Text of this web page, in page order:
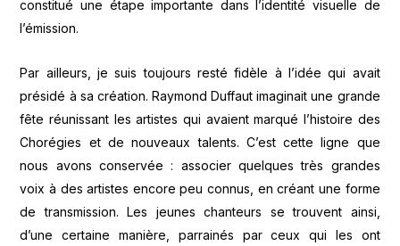
constitué une étape importante dans l’identité visuelle de
l’émission.
Par ailleurs, je suis toujours resté fidèle à l’idée qui avait
présidé à sa création. Raymond Duffaut imaginait une grande
fête réunissant les artistes qui avaient marqué l’histoire des
Chorégies et de nouveaux talents. C’est cette ligne que
nous avons conservée : associer quelques très grandes
voix à des artistes encore peu connus, en créant une forme
de transmission. Les jeunes chanteurs se trouvent ainsi,
d’une certaine manière, parrainés par ceux qui les ont